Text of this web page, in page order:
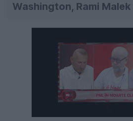
Washington, Rami